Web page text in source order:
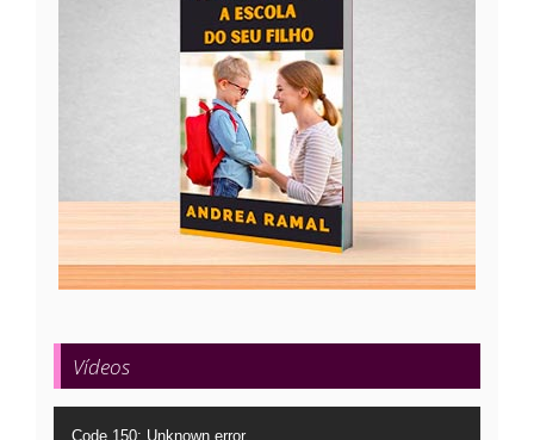
Vídeos
Tocador
Code 150: Unknown error.